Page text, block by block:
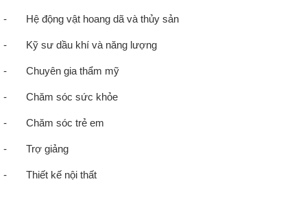
- Hệ động vật hoang dã và thủy sản
- Kỹ sư dầu khí và năng lượng
- Chuyên gia thẩm mỹ
- Chăm sóc sức khỏe
- Chăm sóc trẻ em
- Trợ giảng
- Thiết kế nội thất